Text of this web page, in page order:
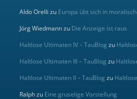
Aldo Orelli zu Europa übt sich in
Jörg Wiedmannzu Die Anzeige ist raus
Haltlose Ultimaten IV – TauBlog zu
Haltlose Ultimaten III – TauBlog zu
Haltlose Ultimaten II – TauBlog zu
Ralphzu Eine gruselige Vorstellung